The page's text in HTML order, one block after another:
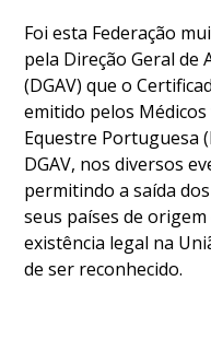
DOCUMENTOS
Palmarés
Foi esta Federação
pela Direção Geral de
(DGAV) que o
emitido pelos
Equestre Portuguesa
DGAV, nos diversos
permitindo a saída
seus países de
existência legal na
de ser reconhecido.